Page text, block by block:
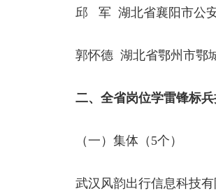
邱 军 湖北省襄阳市公
郭怀德 湖北省鄂州市鄂
二、全省岗位学雷锋标
（一）集体（5个）
武汉风韵出行信息科技有